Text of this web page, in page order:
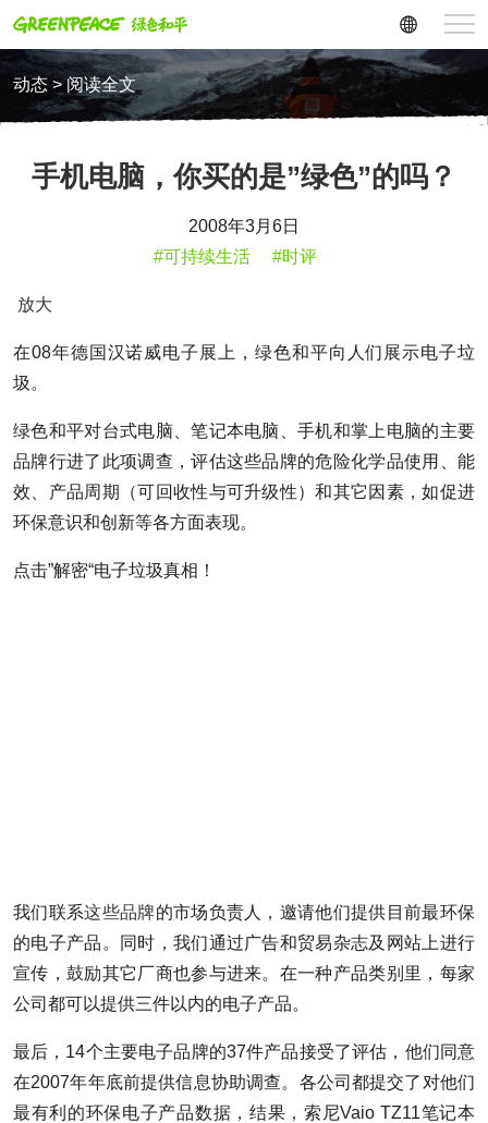
动态 > 阅读全文
手机电脑，你买的是”绿色”的吗？
2008年3月6日
#可持续生活
#时评
放大
在08年德国汉诺威电子展上，绿色和平向人们展示电子垃
圾。
绿色和平对台式电脑、笔记本电脑、手机和掌上电脑的主要
品牌行进了此项调查，评估这些品牌的危险化学品使用、能
效、产品周期（可回收性与可升级性）和其它因素，如促进
环保意识和创新等各方面表现。
点击”解密“电子垃圾真相！
我们联系这些品牌的市场负责人，邀请他们提供目前最环保
的电子产品。同时，我们通过广告和贸易杂志及网站上进行
宣传，鼓励其它厂商也参与进来。在一种产品类别里，每家
公司都可以提供三件以内的电子产品。
最后，14个主要电子品牌的37件产品接受了评估，他们同意
在2007年年底前提供信息协助调查。各公司都提交了对他们
最有利的环保电子产品数据，结果，索尼Vaio TZ11笔记本